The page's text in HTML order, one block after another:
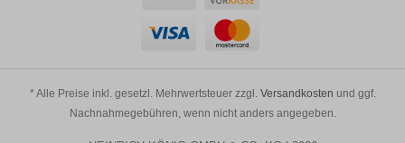
* Alle Preise inkl. gesetzl. Mehrwertsteuer zzgl. Versandkosten und ggf.
Nachnahmegebühren, wenn nicht anders angegeben.